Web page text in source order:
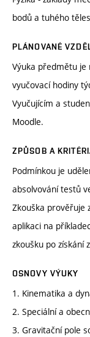
bodů a tuhého
PLÁNOVANÉ
Výuka předmětu je
vyučovací hodiny
Vyučujícím a
Moodle.
ZPŮSOB A
Podmínkou je
absolvování testů
Zkouška prověřuje
aplikaci na
zkoušku po získání
OSNOVY VÝUKY
1. Kinematika a
2. Speciální a
3. Gravitační pole